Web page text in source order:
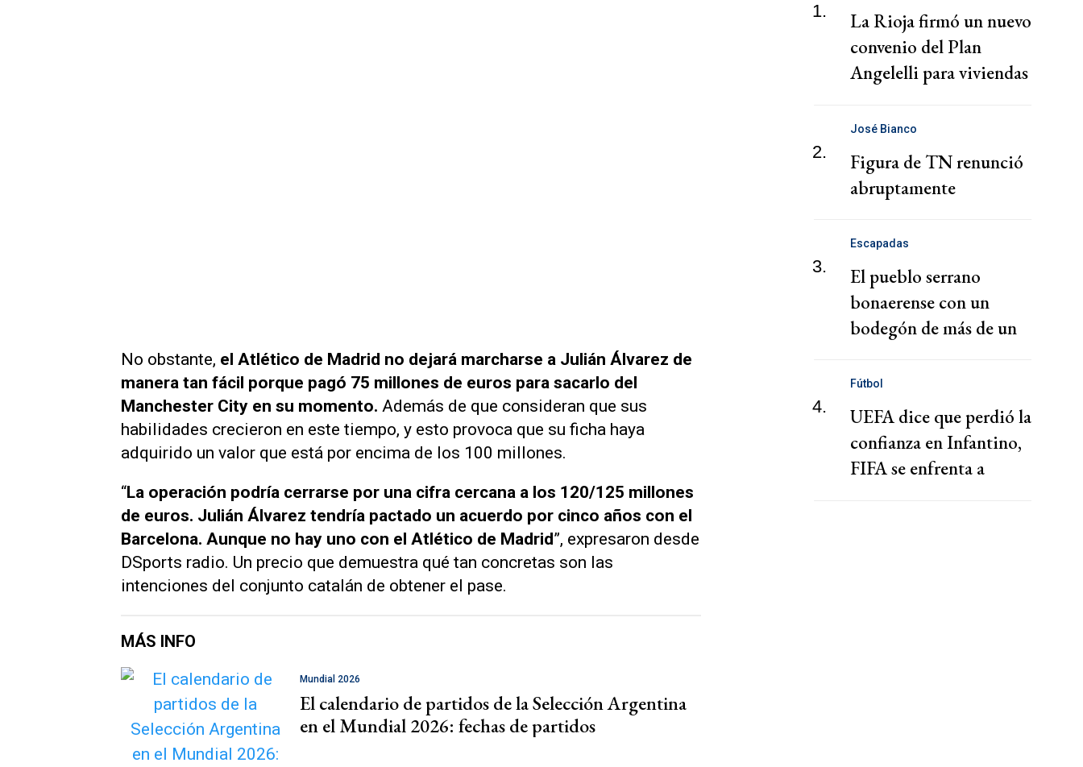
No obstante, el Atlético de Madrid no dejará marcharse a Julián Álvarez de
manera tan fácil porque pagó 75 millones de euros para sacarlo del
Manchester City en su momento. Además de que consideran que sus
habilidades crecieron en este tiempo, y esto provoca que su ficha haya
adquirido un valor que está por encima de los 100 millones.
“La operación podría cerrarse por una cifra cercana a los 120/125 millones
de euros. Julián Álvarez tendría pactado un acuerdo por cinco años con el
Barcelona. Aunque no hay uno con el Atlético de Madrid”, expresaron desde
DSports radio. Un precio que demuestra qué tan concretas son las
intenciones del conjunto catalán de obtener el pase.
MÁS INFO
Mundial 2026
El calendario de partidos de la Selección Argentina
en el Mundial 2026: fechas de partidos
1.
La Rioja firmó un nuevo
convenio del Plan
Angelelli para viviendas
2.
José Bianco
Figura de TN renunció
abruptamente
3.
Escapadas
El pueblo serrano
bonaerense con un
bodegón de más de un
4.
Fútbol
UEFA dice que perdió la
confianza en Infantino,
FIFA se enfrenta a